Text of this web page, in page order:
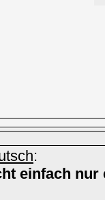
:
einfach nur